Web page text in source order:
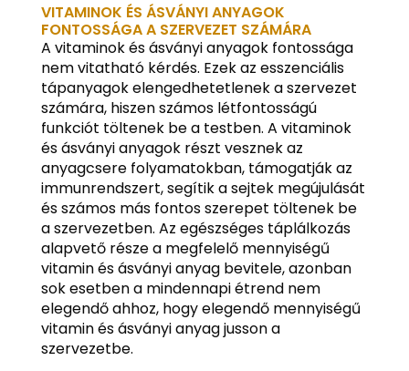
VITAMINOK ÉS ÁSVÁNYI ANYAGOK
FONTOSSÁGA A SZERVEZET SZÁMÁRA
A vitaminok és ásványi anyagok fontossága
nem vitatható kérdés. Ezek az esszenciális
tápanyagok elengedhetetlenek a szervezet
számára, hiszen számos létfontosságú
funkciót töltenek be a testben. A vitaminok
és ásványi anyagok részt vesznek az
anyagcsere folyamatokban, támogatják az
immunrendszert, segítik a sejtek megújulását
és számos más fontos szerepet töltenek be
a szervezetben. Az egészséges táplálkozás
alapvető része a megfelelő mennyiségű
vitamin és ásványi anyag bevitele, azonban
sok esetben a mindennapi étrend nem
elegendő ahhoz, hogy elegendő mennyiségű
vitamin és ásványi anyag jusson a
szervezetbe.